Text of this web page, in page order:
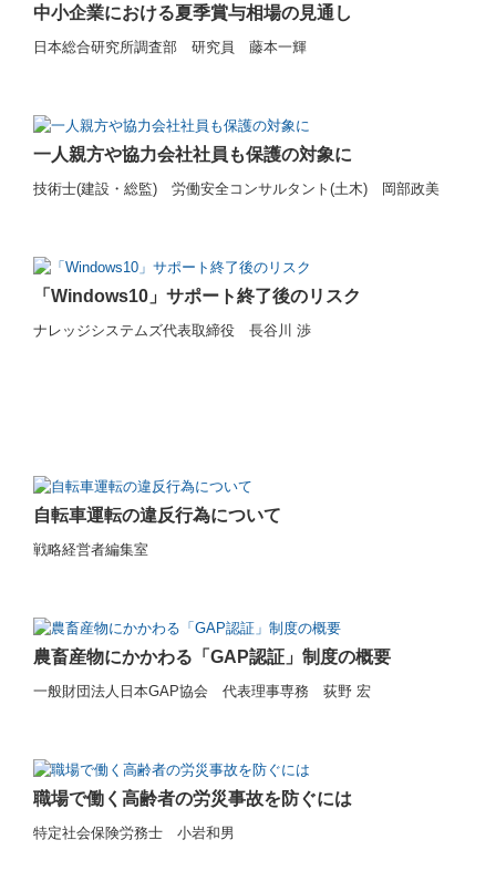
中小企業における夏季賞与相場の見通し
日本総合研究所調査部 研究員 藤本一輝
一人親方や協力会社社員も保護の対象に
技術士(建設・総監) 労働安全コンサルタント(土木) 岡部政美
「Windows10」サポート終了後のリスク
ナレッジシステムズ代表取締役 長谷川 渉
自転車運転の違反行為について
戦略経営者編集室
農畜産物にかかわる「GAP認証」制度の概要
一般財団法人日本GAP協会 代表理事専務 荻野 宏
職場で働く高齢者の労災事故を防ぐには
特定社会保険労務士 小岩和男